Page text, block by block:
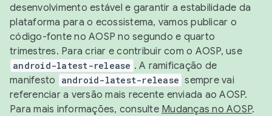
desenvolvimento estável e garantir a estabilidade da
plataforma para o ecossistema, vamos publicar o
código-fonte no AOSP no segundo e quarto
trimestres. Para criar e contribuir com o AOSP, use
android-latest-release . A ramificação de
manifesto
android-latest-release sempre vai
referenciar a versão mais recente enviada ao AOSP.
Para mais informações, consulte Mudanças no AOSP.